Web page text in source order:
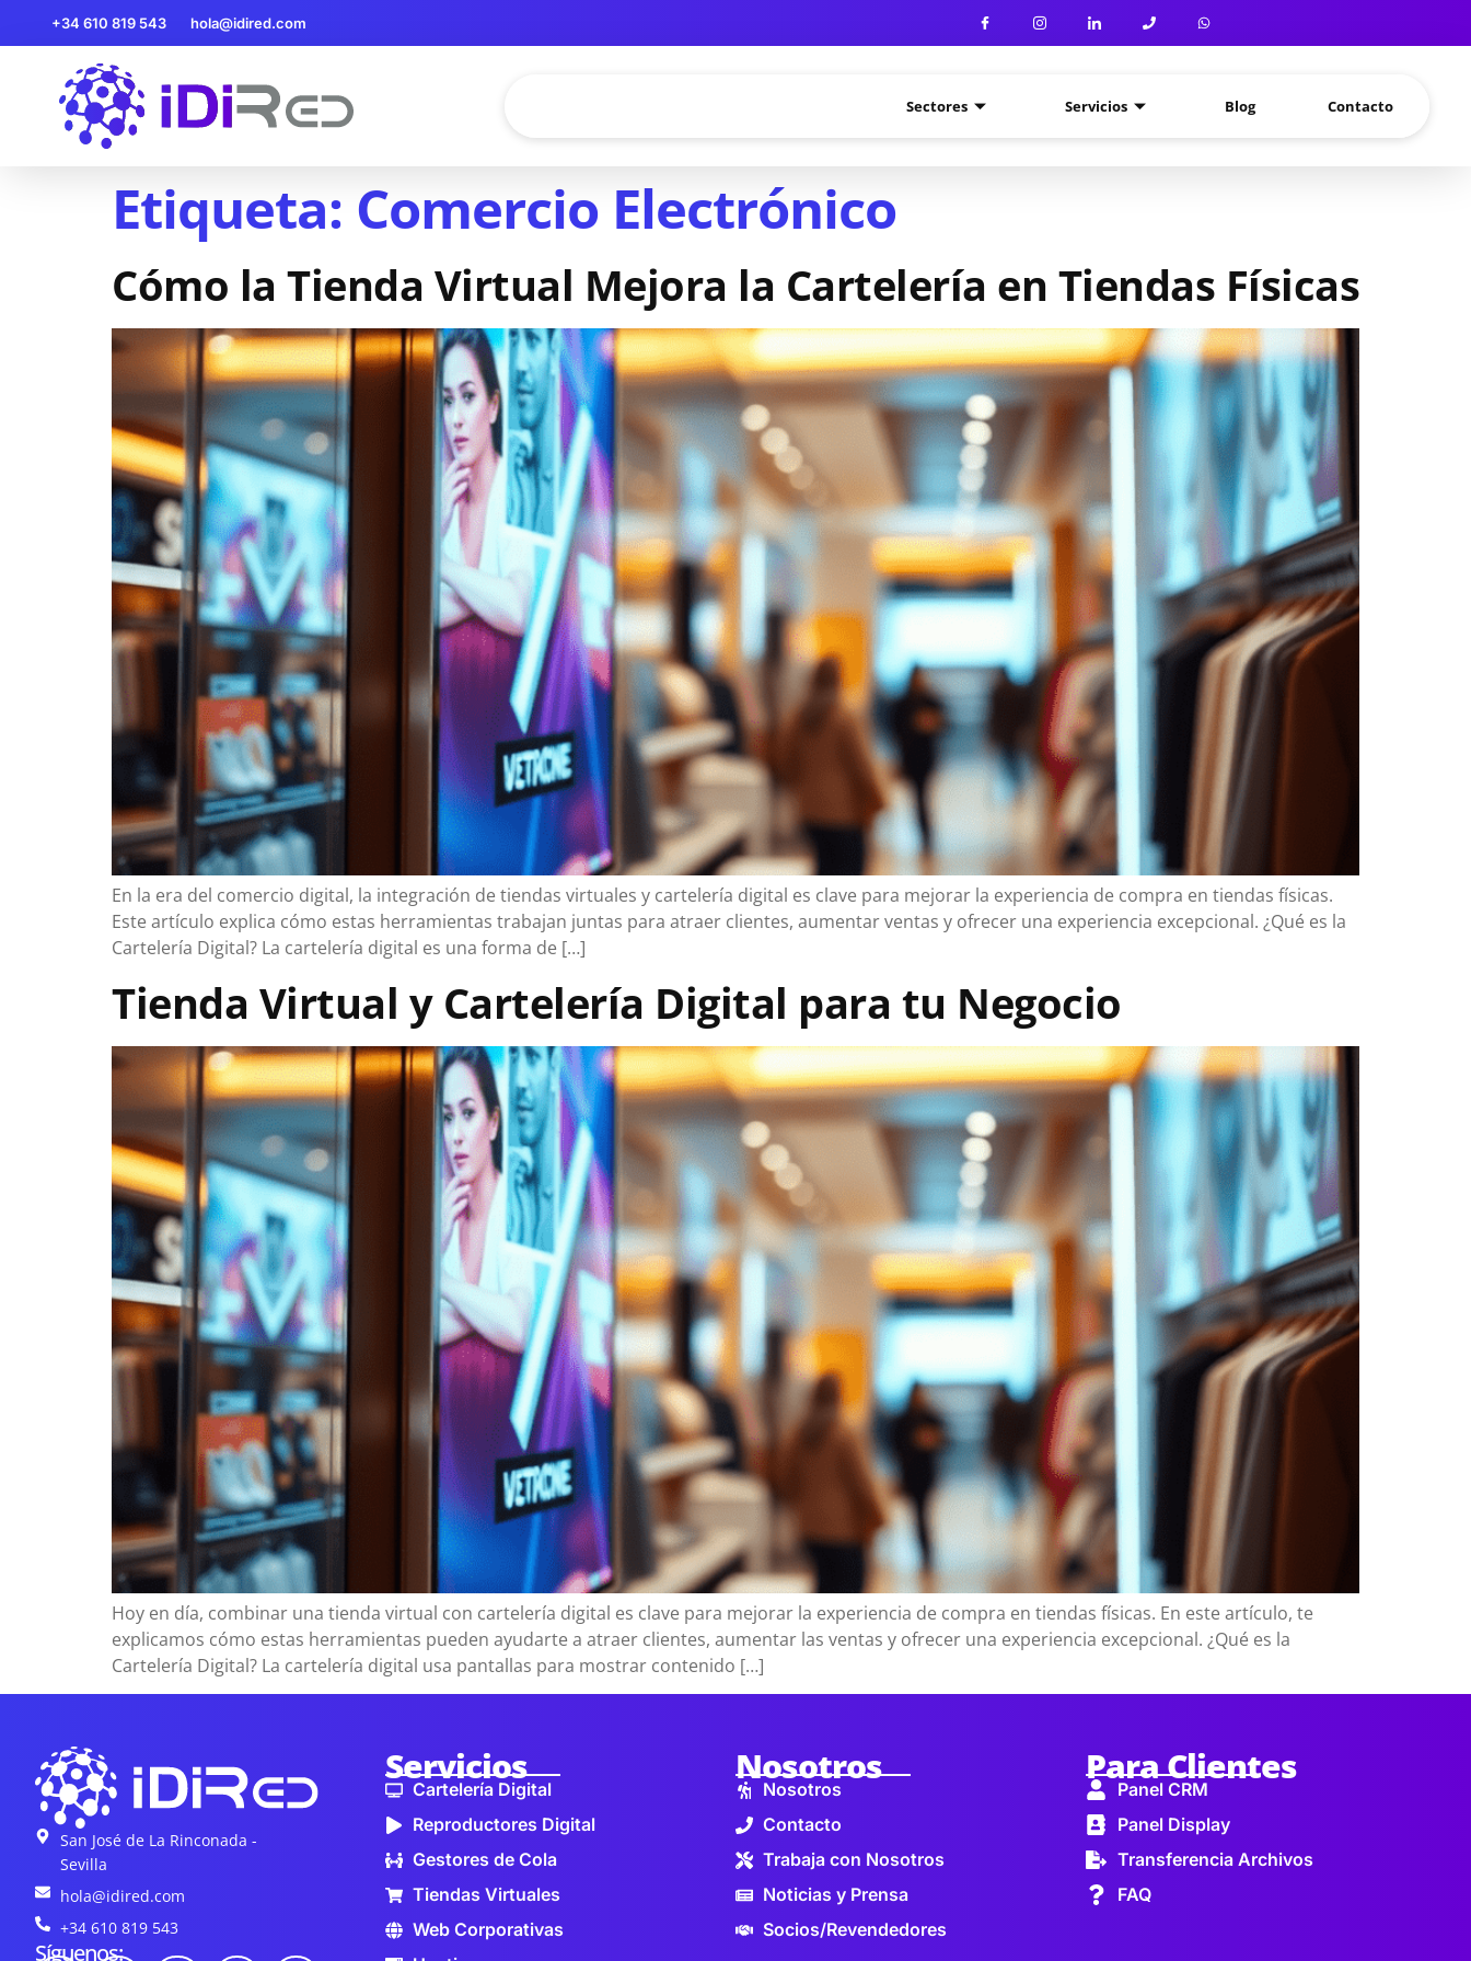
+34 610 819 543 hola@idired.com
Sectores Servicios Blog Contacto
Etiqueta: Comercio Electrónico
Cómo la Tienda Virtual Mejora la Cartelería en Tiendas Físicas
En la era del comercio digital, la integración de tiendas virtuales y cartelería digital es clave para mejorar la experiencia de compra en tiendas físicas.
Este artículo explica cómo estas herramientas trabajan juntas para atraer clientes, aumentar ventas y ofrecer una experiencia excepcional. ¿Qué es la
Cartelería Digital? La cartelería digital es una forma de […]
Tienda Virtual y Cartelería Digital para tu Negocio
Hoy en día, combinar una tienda virtual con cartelería digital es clave para mejorar la experiencia de compra en tiendas físicas. En este artículo, te
explicamos cómo estas herramientas pueden ayudarte a atraer clientes, aumentar las ventas y ofrecer una experiencia excepcional. ¿Qué es la
Cartelería Digital? La cartelería digital usa pantallas para mostrar contenido […]
San José de La Rinconada -
Sevilla
hola@idired.com
+34 610 819 543
Síguenos:
Servicios
Cartelería Digital
Reproductores Digital
Gestores de Cola
Tiendas Virtuales
Web Corporativas
Nosotros
Nosotros
Contacto
Trabaja con Nosotros
Noticias y Prensa
Socios/Revendedores
Para Clientes
Panel CRM
Panel Display
Transferencia Archivos
FAQ